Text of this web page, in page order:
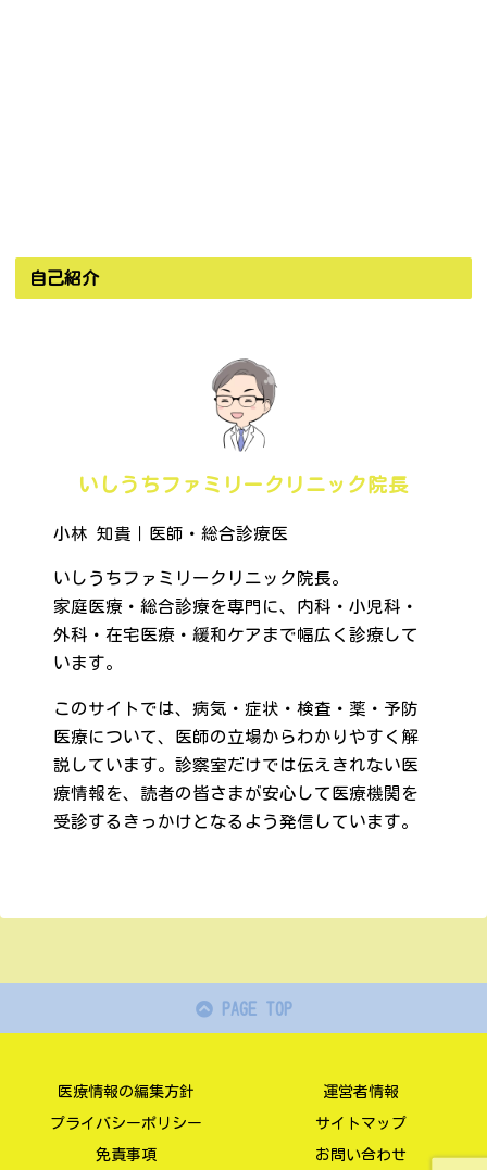
自己紹介
いしうちファミリークリニック院長
小林 知貴｜医師・総合診療医
いしうちファミリークリニック院長。
家庭医療・総合診療を専門に、内科・小児科・
外科・在宅医療・緩和ケアまで幅広く診療して
います。
このサイトでは、病気・症状・検査・薬・予防
医療について、医師の立場からわかりやすく解
説しています。診察室だけでは伝えきれない医
療情報を、読者の皆さまが安心して医療機関を
受診するきっかけとなるよう発信しています。
PAGE TOP
医療情報の編集方針 運営者情報
プライバシーポリシー サイトマップ
免責事項 お問い合わせ